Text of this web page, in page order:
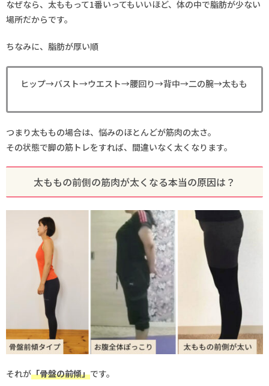
なぜなら、太ももって1番いってもいいほど、体の中で脂肪が少ない
場所だからです。
ちなみに、脂肪が厚い順
ヒップ→バスト→ウエスト→腰回り→背中→二の腕→太もも
つまり太ももの場合は、悩みのほとんどが筋肉の太さ。
その状態で脚の筋トレをすれば、間違いなく太くなります。
太ももの前側の筋肉が太くなる本当の原因は？
それが「骨盤の前傾」です。